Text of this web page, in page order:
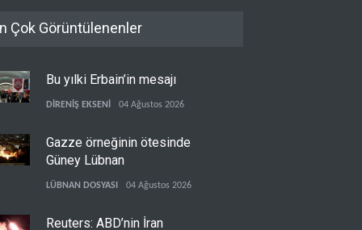
Çok Görüntülenenler
Bu yılki Erbain’in mesajı
DİRENİŞ EKSENİ 04 Ağustos 2026
Gazze örneğinin ötesinde
Güney Lübnan
LÜBNAN DOSYASI 04 Ağustos 2026
Reuters: ABD’nin İran